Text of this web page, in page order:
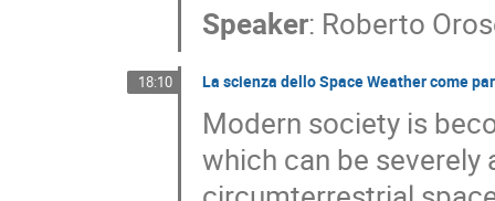
Speaker: Roberto
18:10 La scienza dello Space Weather come
Modern society is
which can be